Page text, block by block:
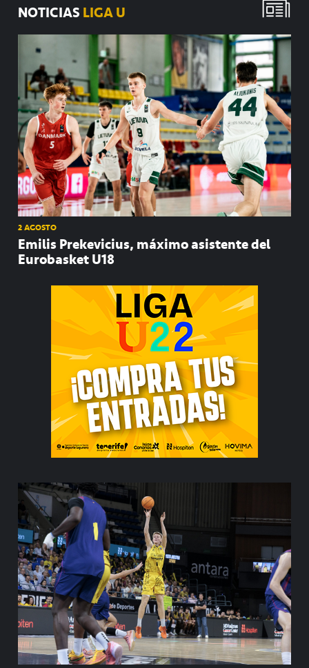
NOTICIASLIGA U
2 AGOSTO
Emilis Prekevicius, máximo asistente del
Eurobasket U18